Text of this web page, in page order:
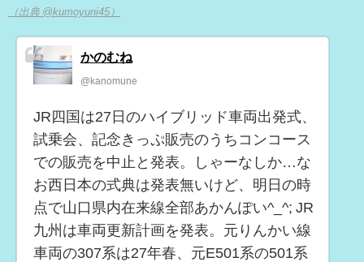
（出典 @kumoyuni45）
かのむね
@kanomune
JR四国は27日のハイブリッド車両出発式、
試乗会、記念きっぷ販売のうちコンコース
での販売を中止と発表。しゃーなしか…な
お西日本の式典は発表無いけど、明日の時
点で山口県内在来線全部あかんぽい^_^; JR
九州は車両更新計画を発表。元りんかい線
車両の307系は27年春、元E501系の501系